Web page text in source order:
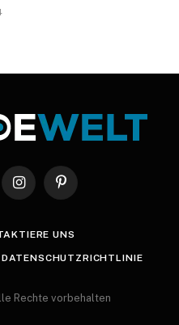
InstagramPinterest
UNS
DATENSCHUTZRICHTLINIE
Rechte vorbehalten